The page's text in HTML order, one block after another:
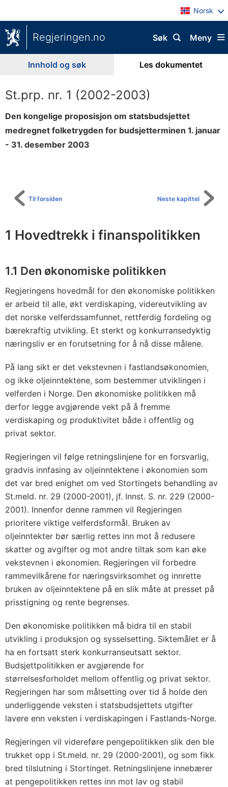
Norsk
Regjeringen.no Meny
Søk
Innhold og søk Les dokumentet
St.prp. nr. 1 (2002-2003)
Den kongelige proposisjon om statsbudsjettet
medregnet folketrygden for budsjetterminen 1. januar
- 31. desember 2003
Neste kapittel
Til forsiden
1 Hovedtrekk i finanspolitikken
1.1 Den økonomiske politikken
Regjeringens hovedmål for den økonomiske politikken
er arbeid til alle, økt verdiskaping, videreutvikling av
det norske velferdssamfunnet, rettferdig fordeling og
bærekraftig utvikling. Et sterkt og konkurransedyktig
næringsliv er en forutsetning for å nå disse målene.
På lang sikt er det vekstevnen i fastlandsøkonomien,
og ikke oljeinntektene, som bestemmer utviklingen i
velferden i Norge. Den økonomiske politikken må
derfor legge avgjørende vekt på å fremme
verdiskaping og produktivitet både i offentlig og
privat sektor.
Regjeringen vil følge retningslinjene for en forsvarlig,
gradvis innfasing av oljeinntektene i økonomien som
det var bred enighet om ved Stortingets behandling av
St.meld. nr. 29 (2000-2001), jf. Innst. S. nr. 229 (2000-
2001). Innenfor denne rammen vil Regjeringen
prioritere viktige velferdsformål. Bruken av
oljeinntekter bør særlig rettes inn mot å redusere
skatter og avgifter og mot andre tiltak som kan øke
vekstevnen i økonomien. Regjeringen vil forbedre
rammevilkårene for næringsvirksomhet og innrette
bruken av oljeinntektene på en slik måte at presset på
prisstigning og rente begrenses.
Den økonomiske politikken må bidra til en stabil
utvikling i produksjon og sysselsetting. Siktemålet er å
ha en fortsatt sterk konkurranseutsatt sektor.
Budsjettpolitikken er avgjørende for
størrelsesforholdet mellom offentlig og privat sektor.
Regjeringen har som målsetting over tid å holde den
underliggende veksten i statsbudsjettets utgifter
lavere enn veksten i verdiskapingen i Fastlands-Norge.
Regjeringen vil videreføre pengepolitikken slik den ble
trukket opp i St.meld. nr. 29 (2000-2001), og som fikk
bred tilslutning i Stortinget. Retningslinjene innebærer
at pengepolitikken rettes inn mot lav og stabil